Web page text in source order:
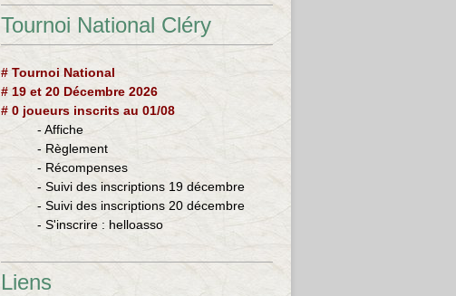
Tournoi National Cléry
# Tournoi National
# 19 et 20 Décembre 2026
# 0 joueurs inscrits au 01/08
- Affiche
- Règlement
- Récompenses
- Suivi des inscriptions 19 décembre
- Suivi des inscriptions 20 décembre
- S'inscrire : helloasso
Liens